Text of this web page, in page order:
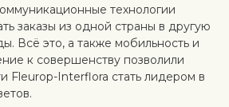
технологии
заказы из одной страны в другую
Всё это, а также мобильность и
к совершенству позволили
Fleurop-Interflora стать лидером в